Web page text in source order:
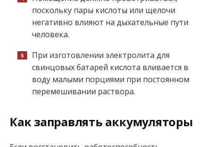
поскольку пары кислоты или щелочи
негативно влияют на дыхательные пути
человека.
При изготовлении электролита для
свинцовых батарей кислота вливается в
воду малыми порциями при постоянном
перемешивании раствора.
Как заправлять аккумуляторы